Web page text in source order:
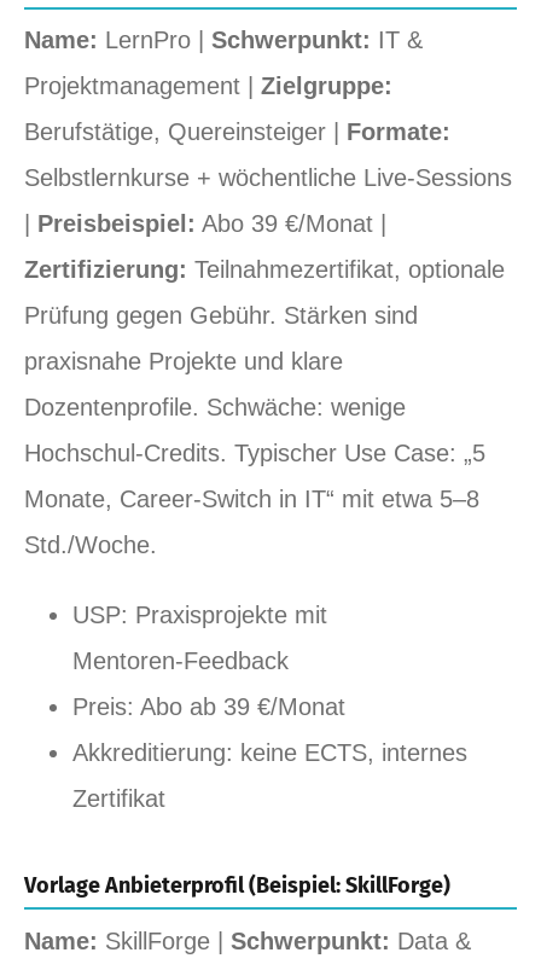
Name: LernPro | Schwerpunkt: IT &
Projektmanagement | Zielgruppe:
Berufstätige, Quereinsteiger | Formate:
Selbstlernkurse + wöchentliche Live‑Sessions
Preisbeispiel: Abo 39 €/Monat |
Zertifizierung: Teilnahmezertifikat, optionale
Prüfung gegen Gebühr. Stärken sind
praxisnahe Projekte und klare
Dozentenprofile. Schwäche: wenige
Hochschul‑Credits. Typischer Use Case: „5
Monate, Career‑Switch in IT“ mit etwa 5–8
Std./Woche.
USP: Praxisprojekte mit
Mentoren‑Feedback
Preis: Abo ab 39 €/Monat
Akkreditierung: keine ECTS, internes
Zertifikat
Vorlage Anbieterprofil (Beispiel: SkillForge)
Name: SkillForge | Schwerpunkt: Data &